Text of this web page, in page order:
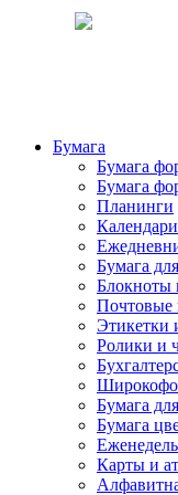
Бумага
Бумага
Бумага
Планинги
Бумага
Блокноты
Почтовые
Этикетки
Ролики и
Бумага
Бумага
Карты и